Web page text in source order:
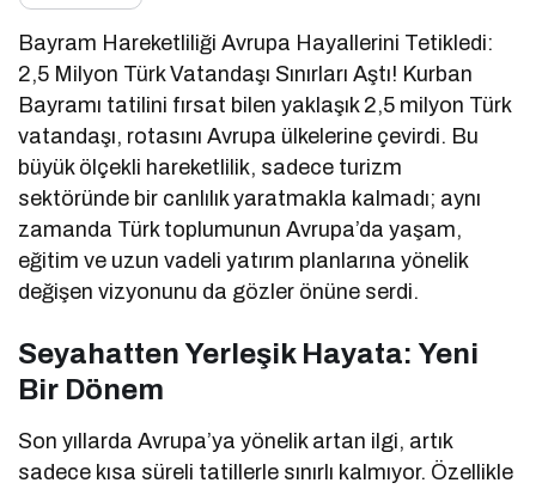
Bayram Hareketliliği Avrupa Hayallerini Tetikledi:
2,5 Milyon Türk Vatandaşı Sınırları Aştı! Kurban
Bayramı tatilini fırsat bilen yaklaşık 2,5 milyon Türk
vatandaşı, rotasını Avrupa ülkelerine çevirdi. Bu
büyük ölçekli hareketlilik, sadece turizm
sektöründe bir canlılık yaratmakla kalmadı; aynı
zamanda Türk toplumunun Avrupa’da yaşam,
eğitim ve uzun vadeli yatırım planlarına yönelik
değişen vizyonunu da gözler önüne serdi.
Seyahatten Yerleşik Hayata: Yeni
Bir Dönem
Son yıllarda Avrupa’ya yönelik artan ilgi, artık
sadece kısa süreli tatillerle sınırlı kalmıyor. Özellikle